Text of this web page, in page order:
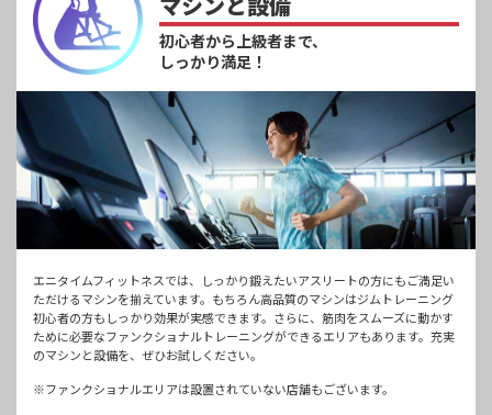
初心者から上級者まで、
しっかり満足！
エニタイムフィットネスでは、しっかり鍛えたいアスリートの方にもご満足い
ただけるマシンを揃えています。もちろん高品質のマシンはジムトレーニング
初心者の方もしっかり効果が実感できます。さらに、筋肉をスムーズに動かす
ために必要なファンクショナルトレーニングができるエリアもあります。充実
のマシンと設備を、ぜひお試しください。
※ファンクショナルエリアは設置されていない店舗もございます。